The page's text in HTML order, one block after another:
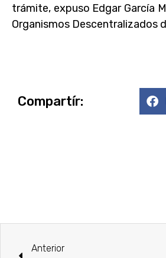
trámite, expuso Edgar García
Organismos Descentralizados
Compartír:
Anterior